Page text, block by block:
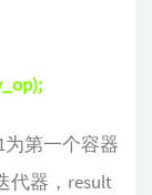
第一个容器
代器，result